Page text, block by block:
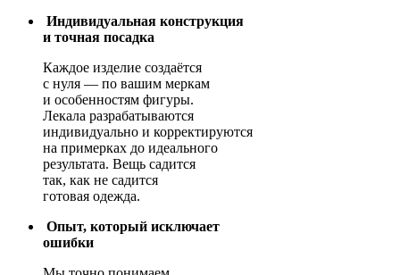
Индивидуальная конструкция
и точная посадка
Каждое изделие создаётся
с нуля — по вашим меркам
и особенностям фигуры.
Лекала разрабатываются
индивидуально и корректируются
на примерках до идеального
результата. Вещь садится
так, как не садится
готовая одежда.
Опыт, который исключает
ошибки